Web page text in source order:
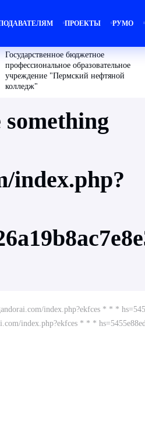
ПРОЕКТЫ РУМО
Государственное бюджетное
профессиональное образовательное
учреждение "Пермский нефтяной
колледж"
index.php?
index.php?ekfces * * *
index.php?ekfces * * *